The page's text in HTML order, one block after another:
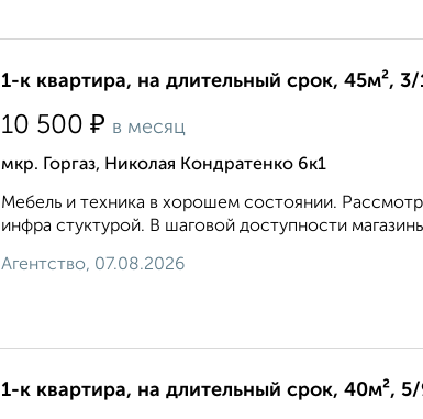
1-к квартира, на длительный срок, 45м²,
10 500 ₽ в месяц
мкр. Горгаз, Николая Кондратенко 6к1
Мебель и техника в хорошем состоянии.
инфра стуктурой. В шаговой доступности
Агентство, 07.08.2026
1-к квартира, на длительный срок, 40м²,